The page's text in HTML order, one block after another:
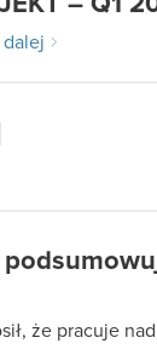
że pracuje